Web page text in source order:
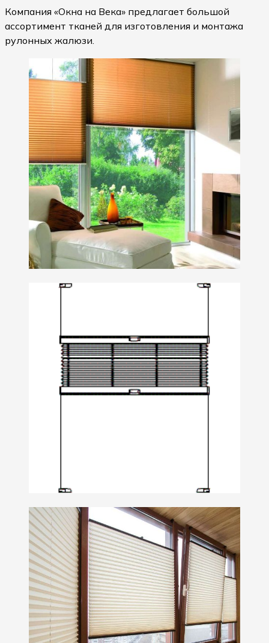
Компания «Окна на Века» предлагает большой
ассортимент тканей для изготовления и монтажа
рулонных жалюзи.